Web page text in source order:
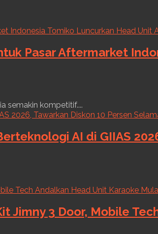
Pasar Aftermarket
semakin kompetitif....
AI di GIIAS
Jimny 3 Door, Mobile